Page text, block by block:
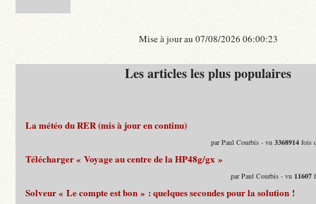
Mise à jour au 07/08/2026 06:00:23
Les articles les plus populaires
La météo du RER (mis à jour en continu)
par Paul Courbis - vu3368914 fois
Télécharger « Voyage au centre de la HP48g/gx »
par Paul Courbis - vu 11607
Solveur « Le compte est bon » : quelques secondes pour la solution !